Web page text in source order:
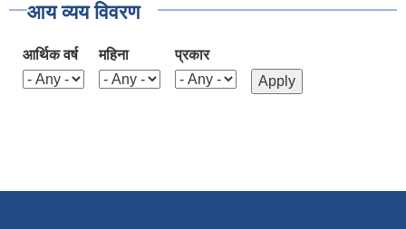
आय व्यय विवरण
आर्थिक वर्ष महिना प्रकार